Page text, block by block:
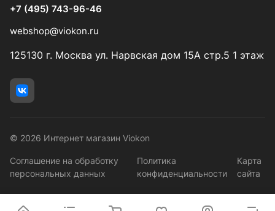
+7 (495) 743-96-46
webshop@viokon.ru
125130 г. Москва ул. Нарвская дом 15А стр.5 1 этаж
© 2026 Интернет магазин Viokon
Соглашение на обработку
персональных данных
Политика
конфиденциальности
Карта
сайта